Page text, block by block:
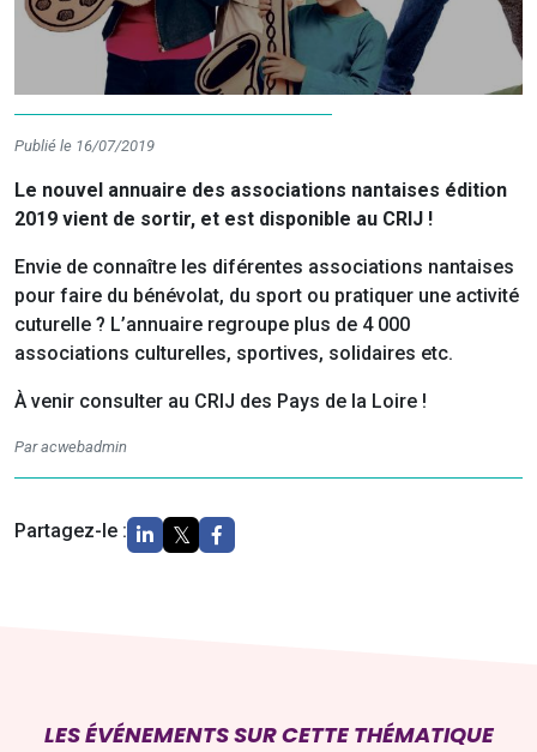
Publié le 16/07/2019
Le nouvel annuaire des associations nantaises édition
2019 vient de sortir, et est disponible au CRIJ !
Envie de connaître les diférentes associations nantaises
pour faire du bénévolat, du sport ou pratiquer une activité
cuturelle ? L’annuaire regroupe plus de 4 000
associations culturelles, sportives, solidaires etc.
À venir consulter au CRIJ des Pays de la Loire !
Par acwebadmin
Partagez-le :
LES ÉVÉNEMENTS SUR CETTE THÉMATIQUE